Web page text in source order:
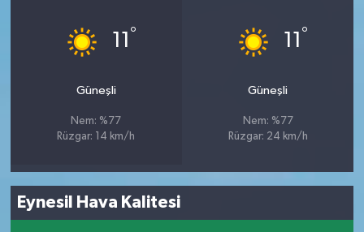
11 °
Güneşli
Nem: %77
Rüzgar: 14 km/h
11 °
Güneşli
Nem: %77
Rüzgar: 24 km/h
Eynesil Hava Kalitesi